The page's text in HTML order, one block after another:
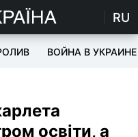
RU
ВОЙНА В УКРАИНЕ
освіти, а